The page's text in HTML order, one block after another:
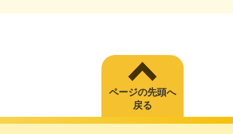
ページの先頭へ
戻る